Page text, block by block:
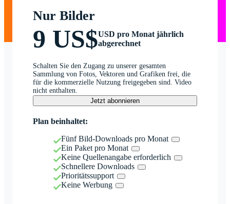
Nur Bilder
9 US$USD pro Monat jährlich
abgerechnet
Schalten Sie den Zugang zu unserer gesamten
Sammlung von Fotos, Vektoren und Grafiken frei, die
für die kommerzielle Nutzung freigegeben sind. Video
nicht enthalten.
Jetzt abonnieren
Plan beinhaltet:
Fünf Bild-Downloads pro Monat
Ein Paket pro Monat
Keine Quellenangabe erforderlich
Schnellere Downloads
Prioritätssupport
Keine Werbung